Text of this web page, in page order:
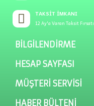
TAKSIT İMKANI
12 Ay'a Varan Taksit Fırsatı
BILGILENDIRME
HESAP SAYFASI
MÜŞTERI SERVISI
HABER BÜLTENI